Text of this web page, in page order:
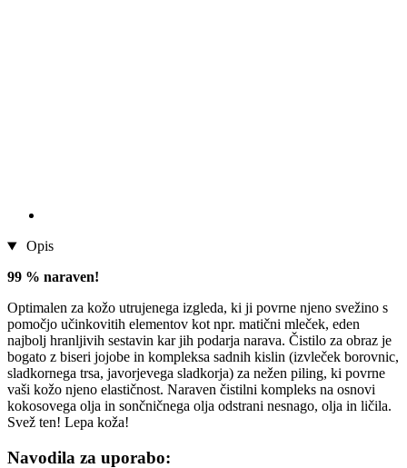
Opis
99 % naraven!
Optimalen za kožo utrujenega izgleda, ki ji povrne njeno svežino s
pomočjo učinkovitih elementov kot npr. matični mleček, eden
najbolj hranljivih sestavin kar jih podarja narava. Čistilo za obraz je
bogato z biseri jojobe in kompleksa sadnih kislin (izvleček borovnic,
sladkornega trsa, javorjevega sladkorja) za nežen piling, ki povrne
vaši kožo njeno elastičnost. Naraven čistilni kompleks na osnovi
kokosovega olja in sončničnega olja odstrani nesnago, olja in ličila.
Svež ten! Lepa koža!
Navodila za uporabo: